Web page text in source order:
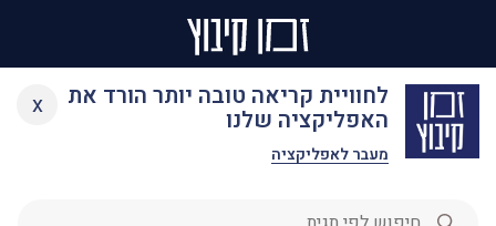
לחוויית קריאה טובה יותר הורד את
האפליקציה שלנו
מעבר לאפליקציה
x
Skip
content
תגיות